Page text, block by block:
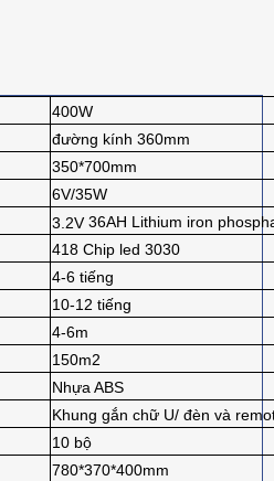
400W
đường kính 360mm
350*700mm
6V/35W
3.2V36AH Lithium iron
418 Chip led 3030
4-6 tiếng
10-12 tiếng
4-6m
150m2
Nhựa ABS
Khung gắn chữ U/ đèn và
10 bộ
780*370*400mm